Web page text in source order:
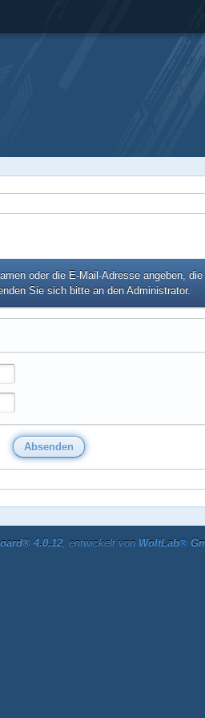
oder die E-Mail-Adresse angeben,
Sie sich bitte an den Administrator.
4.0.12, entwickelt von WoltLab®